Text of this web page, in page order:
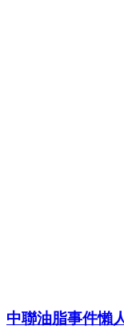
中聯油脂事件懶